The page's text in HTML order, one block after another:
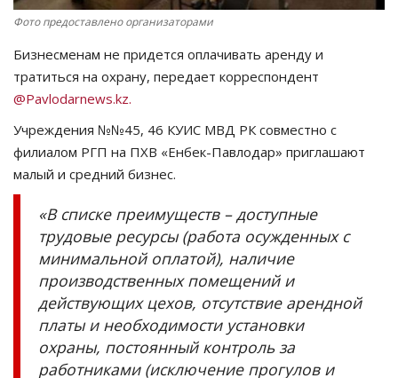
Курултай
Язык
Русский
Фото предоставлено организаторами
Бизнесменам не придется оплачивать аренду и
тратиться на охрану, передает корреспондент
@Pavlodarnews.kz.
Учреждения №№45, 46 КУИС МВД РК совместно с
филиалом РГП на ПХВ «Енбек-Павлодар» приглашают
малый и средний бизнес.
«В списке преимуществ – доступные
трудовые ресурсы (работа осужденных с
минимальной оплатой), наличие
производственных помещений и
действующих цехов, отсутствие арендной
платы и необходимости установки
охраны, постоянный контроль за
работниками (исключение прогулов и